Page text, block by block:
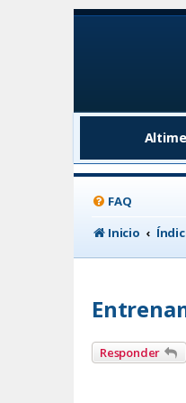
FAQ
Inicio
Responder